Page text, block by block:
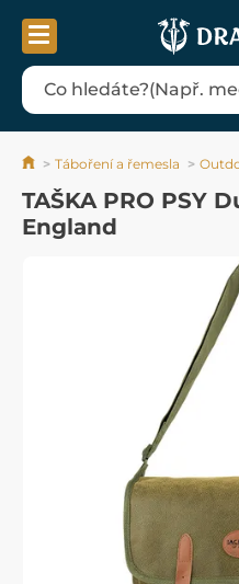
Táboření a řemesla
TAŠKA PRO PSY
England